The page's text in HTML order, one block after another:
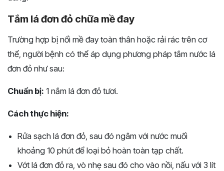
Tắm lá đơn đỏ chữa mề đay
Trường hợp bị nổi mề đay toàn thân hoặc rải rác trên cơ
thể, người bệnh có thể áp dụng phương pháp tắm nước lá
đơn đỏ như sau:
Chuẩn bị: 1 nắm lá đơn đỏ tươi.
Cách thực hiện:
Rửa sạch lá đơn đỏ, sau đó ngâm với nước muối
khoảng 10 phút để loại bỏ hoàn toàn tạp chất.
Vớt lá đơn đỏ ra, vò nhẹ sau đó cho vào nồi, nấu với 3 lít